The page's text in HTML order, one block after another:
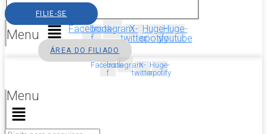
Menu
FILIE-SE
Facebook-
f
InstagramX-
twitter
Huge-
spotify
Huge-
youtube
ÁREA DO FILIADO
Facebook-
f
InstagramX-
twitter
Huge-
spotify
Menu